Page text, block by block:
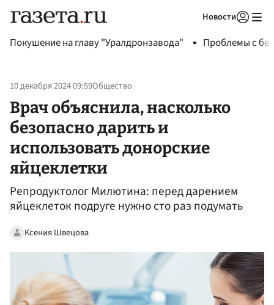
Новости
Покушение на главу "Уралдронзавода" Проблемы с
10 декабря 2024 09:59Общество
Врач объяснила, насколько
безопасно дарить и
использовать донорские
яйцеклетки
Репродуктолог Милютина: перед дарением
яйцеклеток подруге нужно сто раз подумать
Ксения Швецова